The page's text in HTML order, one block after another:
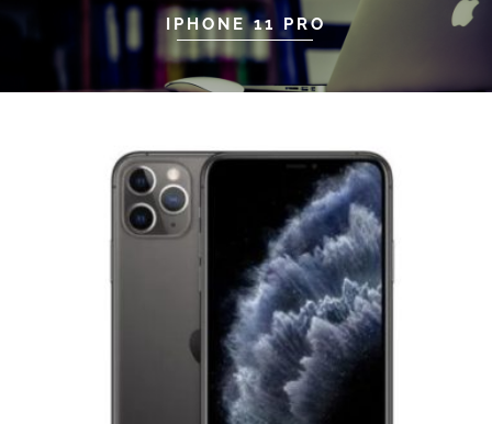
IPHONE 11 PRO